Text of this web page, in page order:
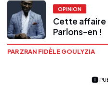
OPINION
Cette affaire
Parlons-en !
PAR ZRAN FIDÈLE GOULYZIA